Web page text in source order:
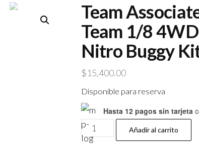
Team
Team 1/8
Nitro Buggy
$15,400.00
Disponible para reserva
Hasta 12 pagos sin tarjeta
Team
Associated
Añadir al carrito